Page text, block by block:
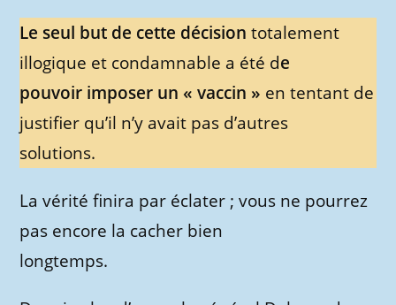
Le seul but de cette décision totalement
illogique et condamnable a été de
pouvoir imposer un « vaccin » en tentant de
justifier qu’il n’y avait pas d’autres
solutions.
La vérité finira par éclater ; vous ne pourrez
pas encore la cacher bien
longtemps.